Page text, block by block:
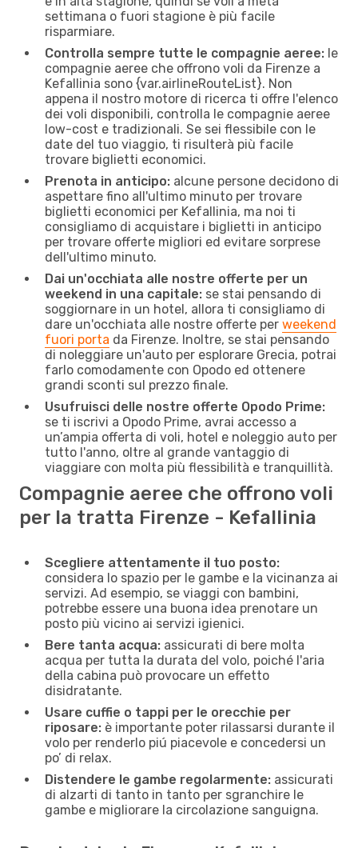
settimana o fuori stagione è più facile
risparmiare.
Controlla sempre tutte le compagnie aeree: le
compagnie aeree che offrono voli da Firenze a
Kefallinia sono {​var.airlineRouteList}. Non
appena il nostro motore di ricerca ti offre l'elenco
dei voli disponibili, controlla le compagnie aeree
low-cost e tradizionali. Se sei flessibile con le
date del tuo viaggio, ti risulterà più facile
trovare biglietti economici.
Prenota in anticipo: alcune persone decidono di
aspettare fino all'ultimo minuto per trovare
biglietti economici per Kefallinia, ma noi ti
consigliamo di acquistare i biglietti in anticipo
per trovare offerte migliori ed evitare sorprese
dell'ultimo minuto.
Dai un'occhiata alle nostre offerte per un
weekend in una capitale: se stai pensando di
soggiornare in un hotel, allora ti consigliamo di
dare un'occhiata alle nostre offerte per weekend
fuori porta da Firenze. Inoltre, se stai pensando
di noleggiare un'auto per esplorare Grecia, potrai
farlo comodamente con Opodo ed ottenere
grandi sconti sul prezzo finale.
Usufruisci delle nostre offerte Opodo Prime:
se ti iscrivi a Opodo Prime, avrai accesso a
un’ampia offerta di voli, hotel e noleggio auto per
tutto l'anno, oltre al grande vantaggio di
viaggiare con molta più flessibilità e tranquillità.
Compagnie aeree che offrono voli
per la tratta Firenze - Kefallinia
Scegliere attentamente il tuo posto:
considera lo spazio per le gambe e la vicinanza ai
servizi. Ad esempio, se viaggi con bambini,
potrebbe essere una buona idea prenotare un
posto più vicino ai servizi igienici.
Bere tanta acqua: assicurati di bere molta
acqua per tutta la durata del volo, poiché l'aria
della cabina può provocare un effetto
disidratante.
Usare cuffie o tappi per le orecchie per
riposare: è importante poter rilassarsi durante il
volo per renderlo piú piacevole e concedersi un
po’ di relax.
Distendere le gambe regolarmente: assicurati
di alzarti di tanto in tanto per sgranchire le
gambe e migliorare la circolazione sanguigna.